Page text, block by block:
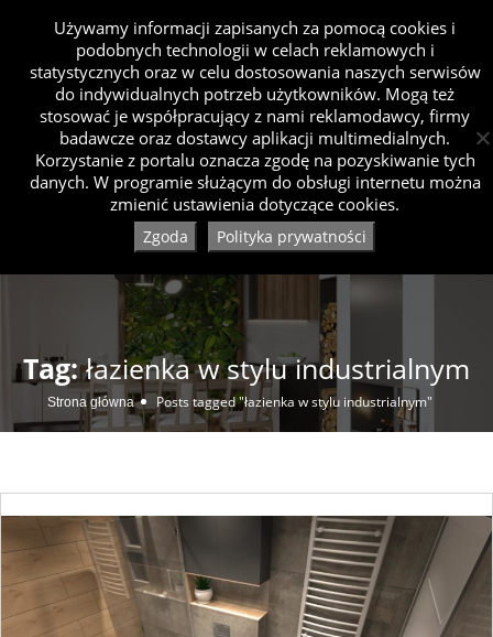
Tag:łazienka w stylu industrialnym
Strona główna Posts tagged "łazienka w stylu industrialnym"
Używamy informacji zapisanych za pomocą cookies i
podobnych technologii w celach reklamowych i
statystycznych oraz w celu dostosowania naszych serwisów
do indywidualnych potrzeb użytkowników. Mogą też
stosować je współpracujący z nami reklamodawcy, firmy
badawcze oraz dostawcy aplikacji multimedialnych.
Korzystanie z portalu oznacza zgodę na pozyskiwanie tych
danych. W programie służącym do obsługi internetu można
zmienić ustawienia dotyczące cookies.
Zgoda Polityka prywatności